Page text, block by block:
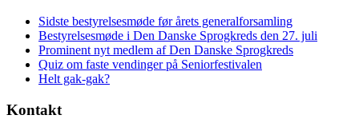
Sidste bestyrelsesmøde før årets generalforsamling
Bestyrelsesmøde i Den Danske Sprogkreds den 27. juli
Prominent nyt medlem af Den Danske Sprogkreds
Quiz om faste vendinger på Seniorfestivalen
Helt gak-gak?
Kontakt